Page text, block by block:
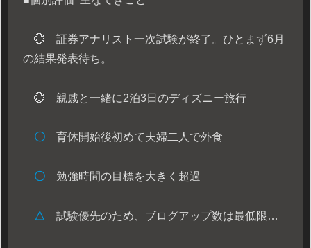
💮 証券アナリスト一次試験が終了。ひとまず6月
の結果発表待ち。
💮 親戚と一緒に2泊3日のディズニー旅行
〇 育休開始後初めて夫婦二人で外食
〇 勉強時間の目標を大きく超過
△ 試験優先のため、ブログアップ数は最低限…